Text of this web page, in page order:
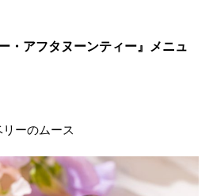
・アフタヌーンティー』メニュ
リーのムース